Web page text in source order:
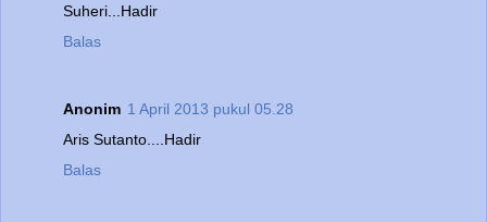
Suheri...Hadir
Balas
Anonim 1 April 2013 pukul 05.28
Aris Sutanto....Hadir
Balas